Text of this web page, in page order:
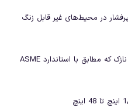
در محیط‌های غیر قابل زنگ
اتصالات دیواری استاندارد یا دیوار نازک که مطابق با استاندارد ASME